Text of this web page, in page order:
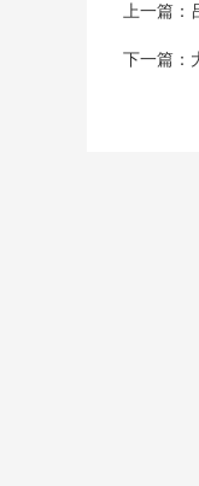
上一篇
下一篇：